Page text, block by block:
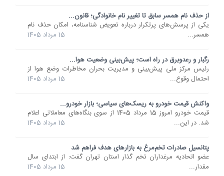
از حذف نام همسر سابق تا تغییر نام خانوادگی؛ قانون...
یکی از پرسش‌های پرتکرار درباره تعویض شناسنامه، امکان حذف نام
همسر...
15 مرداد 1405
رگبار و رعدوبرق در راه است؛ پیش‌بینی وضعیت هوا...
رئیس مرکز ملی پیش‌بینی و مدیریت بحران مخاطرات وضع هوا از
احتمال وقوع...
15 مرداد 1405
واکنش قیمت خودرو به ریسک‌های سیاسی؛ بازار خودرو...
قیمت خودرو امروز 15 مرداد 1405 از سوی بنگاه‌های معاملاتی اعلام
شد. در این...
15 مرداد 1405
پتانسیل صادرات تخم‌مرغ به بازارهای هدف فراهم شد
عضو اتحادیه مرغداران تخم گذار استان تهران گفت: از ابتدای سال
مقدار...
15 مرداد 1405